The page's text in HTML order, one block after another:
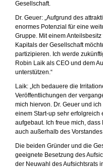
Gesellschaft.
Dr. Geuer: „Aufgrund des
enormes Potenzial für eine
Gruppe. Mit einem
Kapitals der Gesellschaft
partizipieren. Ich werde
Robin Laik als CEO und dem
unterstützen.“
Laik: „Ich bedauere die
Veröffentlichungen der
mich hiervon. Dr. Geuer und
einem Start-up sehr
aufgebaut. Ich freue mich,
auch außerhalb des
Die beiden Gründer und die
geeignete Besetzung des
der Neuwahl des Aufsichtsrats